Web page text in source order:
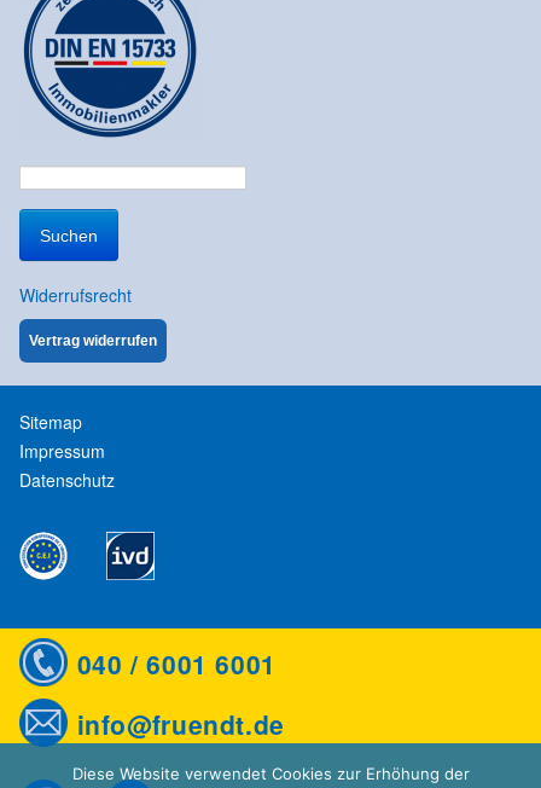
Suchen
nach:
Widerrufsrecht
Vertrag widerrufen
Sitemap
Impressum
Datenschutz
040 / 6001 6001
info@fruendt.de
Diese Website verwendet Cookies zur Erhöhung der